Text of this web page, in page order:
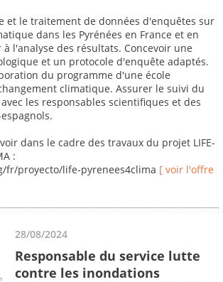
et le traitement de données d'enquêtes sur
dans les Pyrénées en France et en
à l'analyse des résultats. Concevoir une
et un protocole d'enquête adaptés.
du programme d'une école
climatique. Assurer le suivi du
les responsables scientifiques et des
dans le cadre des travaux du projet LIFE-
:
fr/proyecto/life-pyrenees4clima [ voir l'offre
28/08/2024
Responsable du service lutte
contre les inondations